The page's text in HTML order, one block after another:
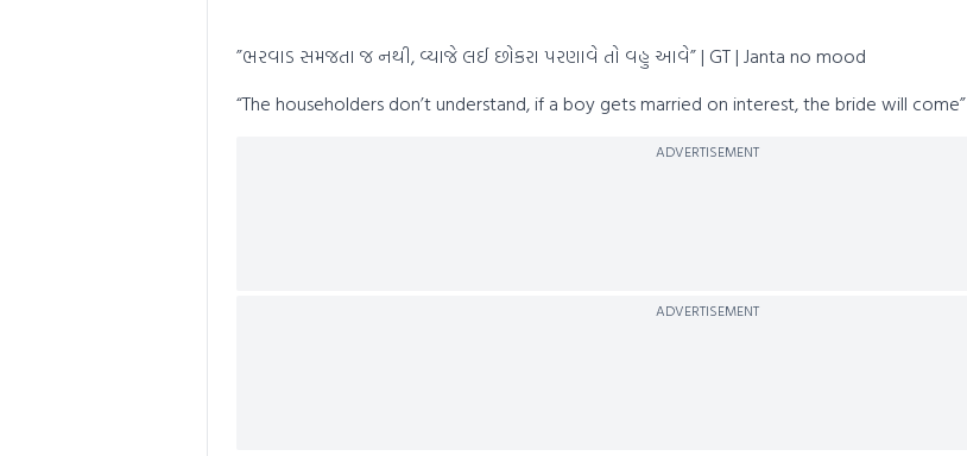
”ભરવાડ સમજતા જ નથી, વ્યાજે લઈ છોકરા પરણાવે તો વહુ આવે” | GT | Janta no mood
“The householders don’t understand, if a boy gets married on interest, the bride will come”
ADVERTISEMENT
ADVERTISEMENT